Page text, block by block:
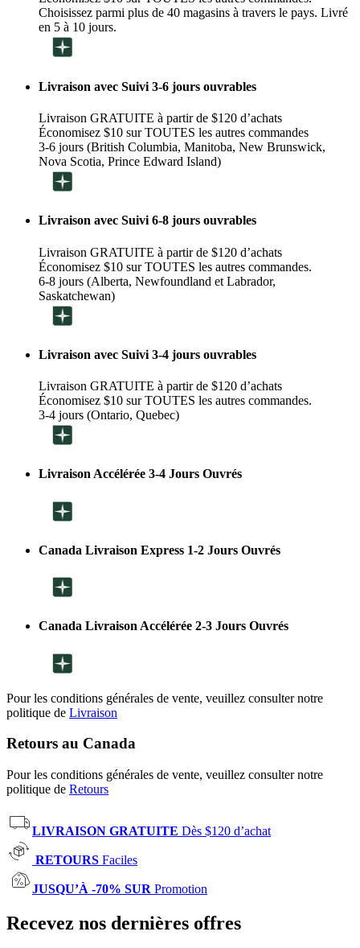
Choisissez parmi plus de 40 magasins à travers le pays. Livré
en 5 à 10 jours.
Livraison avec Suivi 3-6 jours ouvrables
Livraison GRATUITE à partir de $120 d’achats
Économisez $10 sur TOUTES les autres commandes
3-6 jours (British Columbia, Manitoba, New Brunswick,
Nova Scotia, Prince Edward Island)
Livraison avec Suivi 6-8 jours ouvrables
Livraison GRATUITE à partir de $120 d’achats
Économisez $10 sur TOUTES les autres commandes.
6-8 jours (Alberta, Newfoundland et Labrador,
Saskatchewan)
Livraison avec Suivi 3-4 jours ouvrables
Livraison GRATUITE à partir de $120 d’achats
Économisez $10 sur TOUTES les autres commandes.
3-4 jours (Ontario, Quebec)
Livraison Accélérée 3-4 Jours Ouvrés
Canada Livraison Express 1-2 Jours Ouvrés
Canada Livraison Accélérée 2-3 Jours Ouvrés
Pour les conditions générales de vente, veuillez consulter notre
politique de Livraison
Retours au Canada
Pour les conditions générales de vente, veuillez consulter notre
politique de Retours
LIVRAISON GRATUITE Dès $120 d’achat
RETOURS Faciles
JUSQU’À -70% SUR Promotion
Recevez nos dernières offres